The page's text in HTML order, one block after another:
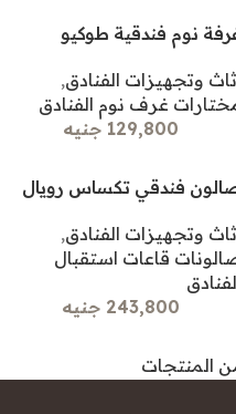
نوم فندقية طوكيو
وتجهيزات الفنادق,
غرف نوم الفنادق
129,800 جنيه
فندقي تكساس رويال
وتجهيزات الفنادق,
قاعات استقبال
243,800 جنيه
المنتجات